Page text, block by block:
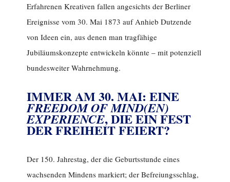
Erfahrenen Kreativen fallen angesichts der Berliner
Ereignisse vom 30. Mai 1873 auf Anhieb Dutzende
von Ideen ein, aus denen man tragfähige
Jubiläumskonzepte entwickeln könnte – mit potenziell
bundesweiter Wahrnehmung.
IMMER AM 30. MAI: EINE
FREEDOM OF MIND(EN)
EXPERIENCE, DIE EIN FEST
DER FREIHEIT FEIERT?
Der 150. Jahrestag, der die Geburtsstunde eines
wachsenden Mindens markiert; der Befreiungsschlag,